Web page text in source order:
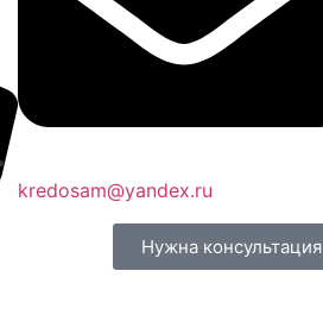
kredosam@yandex.ru
Нужна консультация